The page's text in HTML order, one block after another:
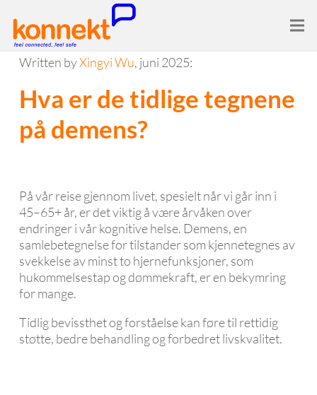
Written byXingyi Wu, juni 2025:
Hva er de tidlige tegnene
på demens?
På vår reise gjennom livet, spesielt når vi går inn i
45–65+ år, er det viktig å være årvåken over
endringer i vår kognitive helse. Demens, en
samlebetegnelse for tilstander som kjennetegnes av
svekkelse av minst to hjernefunksjoner, som
hukommelsestap og dømmekraft, er en bekymring
for mange.
Tidlig bevissthet og forståelse kan føre til rettidig
støtte, bedre behandling og forbedret livskvalitet.